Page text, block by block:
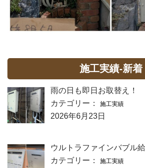
施工実績-新着
雨の日も即日お取替え！
カテゴリー：
施工実績
2026年6月23日
ウルトラファインバブル
カテゴリー：
施工実績